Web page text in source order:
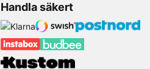
Handla säkert